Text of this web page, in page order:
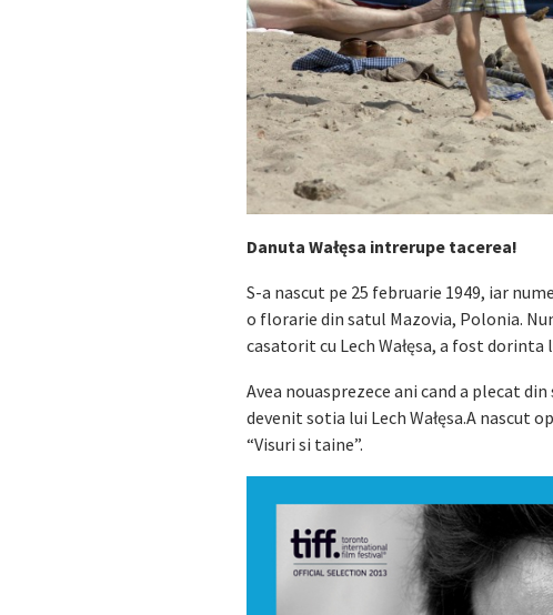
Danuta Wałęsa intrerupe tacerea!
S-a nascut pe 25 februarie 1949, iar
o florarie din satul Mazovia, Polonia.
casatorit cu Lech Wałęsa, a fost dorinta
Avea nouasprezece ani cand a plecat
devenit sotia lui Lech Wałęsa.A
“Visuri si taine”.